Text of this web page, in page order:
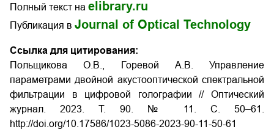
Полный текст на elibrary.ru
Публикация в Journal of Optical Technology
Ссылка для цитирования:
Польщикова О.В., Горевой А.В. Управление
параметрами двойной акустооптической спектральной
фильтрации в цифровой голографии // Оптический
журнал. 2023. Т. 90. № 11. С . 50–61.
http://doi.org/10.17586/1023-5086-2023-90-11-50-61